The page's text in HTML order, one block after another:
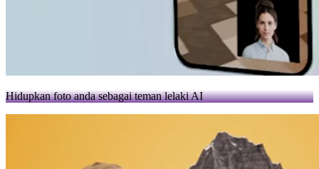
Hidupkan foto anda sebagai teman lelaki AI